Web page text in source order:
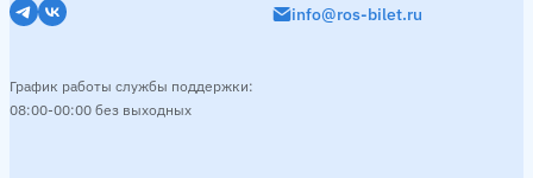
info@ros-bilet.ru
График работы службы поддержки:
08:00-00:00 без выходных